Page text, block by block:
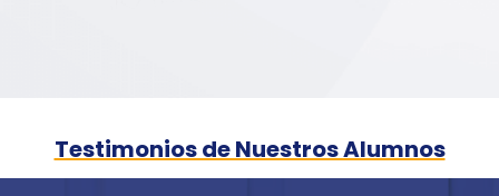
Testimonios de Nuestros Alumnos